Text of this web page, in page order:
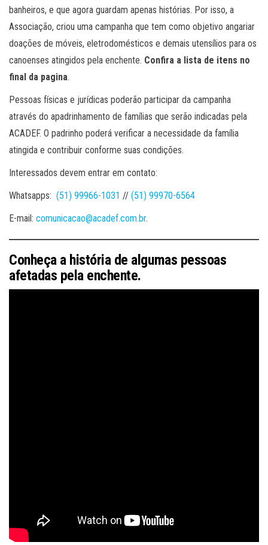
banheiros, e que agora guardam apenas histórias. Por isso, a
Associação, criou uma campanha que tem como objetivo angariar
doações de móveis, eletrodomésticos e demais utensílios para os
canoenses atingidos pela enchente. Confira a lista de itens no
final da pagina.
Pessoas físicas e jurídicas poderão participar da campanha
através do apadrinhamento de famílias que serão indicadas pela
ACADEF. O padrinho poderá verificar a necessidade da família
atingida e contribuir conforme suas condições.
Interessados devem entrar em contato:
Whatsapps: (51) 99966-1031 // (51) 99970-6564
E-mail: comunicacao@acadef.com.br.
Conheça a história de algumas pessoas
afetadas pela enchente.